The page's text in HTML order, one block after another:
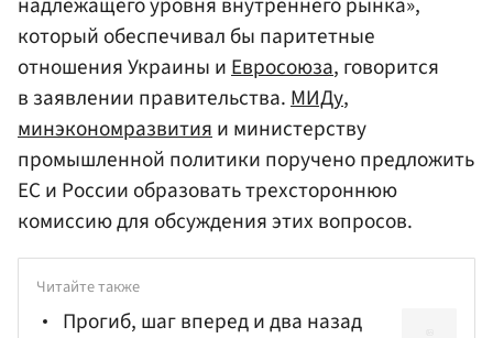
который обеспечивал бы паритетные
отношения Украины иЕвросоюза, говорится
в заявлении правительства.МИДу,
минэкономразвитияи министерству
промышленной политики поручено предложить
ЕС и России образовать трехстороннюю
комиссию для обсуждения этих вопросов.
Читайте также
Прогиб, шаг вперед и два назад